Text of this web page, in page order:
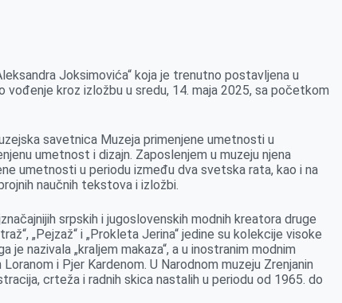
Joksimovića“ koja je trenutno postavlјena u
vođenje kroz izložbu u sredu, 14. maja 2025, sa početkom
savetnica Muzeja primenjene umetnosti u
umetnost i dizajn. Zaposlenjem u muzeju njena
umetnosti u periodu između dva svetska rata, kao i na
naučnih tekstova i izložbi.
srpskih i jugoslovenskih modnih kreatora druge
„Pejzaž“ i „Prokleta Jerina“ jedine su kolekcije visoke
nazivala „kralјem makaza“, a u inostranim modnim
i Pjer Kardenom. U Narodnom muzeju Zrenjanin
crteža i radnih skica nastalih u periodu od 1965. do